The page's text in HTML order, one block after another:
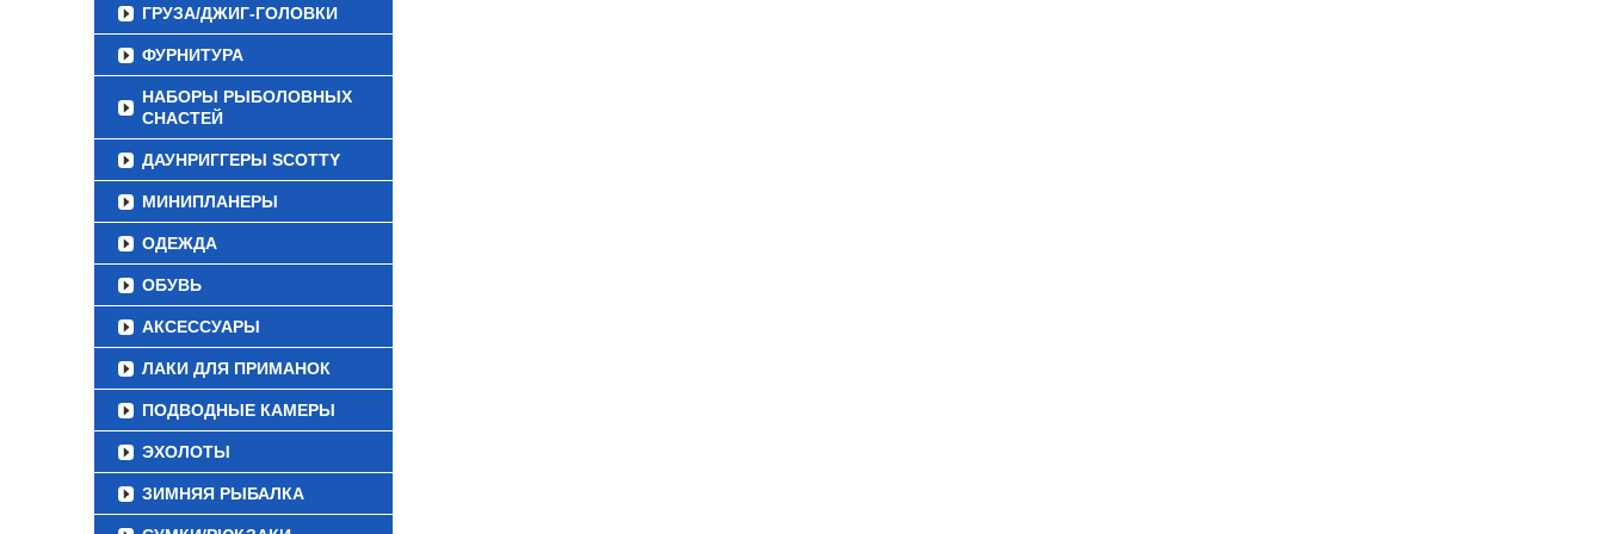
ГРУЗА/ДЖИГ-ГОЛОВКИ
ФУРНИТУРА
НАБОРЫ РЫБОЛОВНЫХ
СНАСТЕЙ
ДАУНРИГГЕРЫ SCOTTY
МИНИПЛАНЕРЫ
ОДЕЖДА
ОБУВЬ
АКСЕССУАРЫ
ЛАКИ ДЛЯ ПРИМАНОК
ПОДВОДНЫЕ КАМЕРЫ
ЭХОЛОТЫ
ЗИМНЯЯ РЫБАЛКА